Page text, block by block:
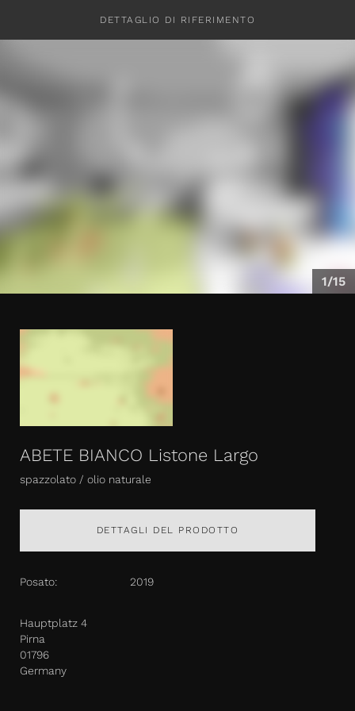
DETTAGLIO DI RIFERIMENTO
1/15
ABETE BIANCO Listone Largo
spazzolato / olio naturale
DETTAGLI DEL PRODOTTO
Posato: 2019
Hauptplatz 4
Pirna
01796
Germany